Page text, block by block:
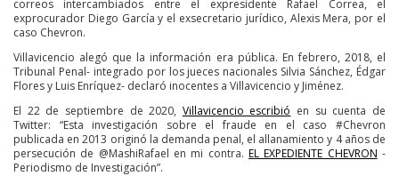
correos intercambiados entre el expresidente Rafael Correa, el
exprocurador Diego García y el exsecretario jurídico, Alexis Mera, por el
caso Chevron.
Villavicencio alegó que la información era pública. En febrero, 2018, el
Tribunal Penal- integrado por los jueces nacionales Silvia Sánchez, Édgar
Flores y Luis Enríquez- declaró inocentes a Villavicencio y Jiménez.
El 22 de septiembre de 2020, Villavicencio escribió en su cuenta de
Twitter: “Esta investigación sobre el fraude en el caso #Chevron
publicada en 2013 originó la demanda penal, el allanamiento y 4 años de
persecución de @MashiRafael en mi contra. EL EXPEDIENTE CHEVRON -
Periodismo de Investigación”.